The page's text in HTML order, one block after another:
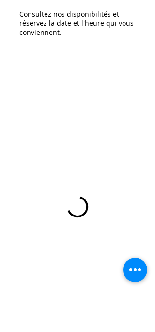
Consultez nos disponibilités et
réservez la date et l'heure qui vous
conviennent.